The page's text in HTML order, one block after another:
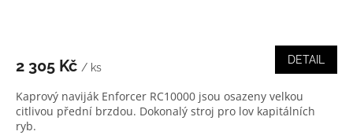
2 305 Kč / ks
DETAIL
Kaprový naviják Enforcer RC10000 jsou osazeny velkou
citlivou přední brzdou. Dokonalý stroj pro lov kapitálních
ryb.